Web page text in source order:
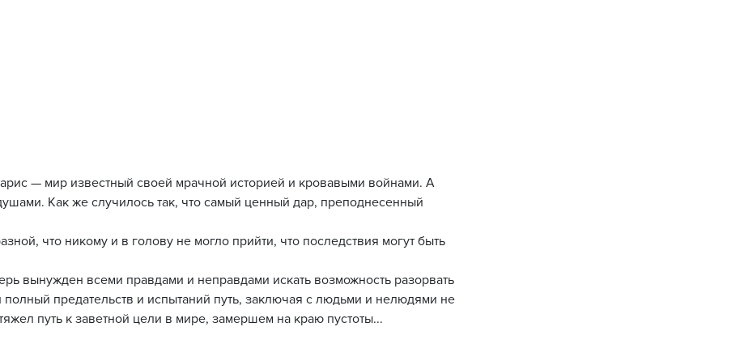
— мир известный своей мрачной историей и кровавыми войнами. А
Как же случилось так, что самый ценный дар, преподнесенный
что никому и в голову не могло прийти, что последствия могут быть
вынужден всеми правдами и неправдами искать возможность разорвать
предательств и испытаний путь, заключая с людьми и нелюдями не
путь к заветной цели в мире, замершем на краю пустоты...